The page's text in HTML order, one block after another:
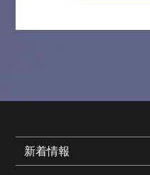
新着情報